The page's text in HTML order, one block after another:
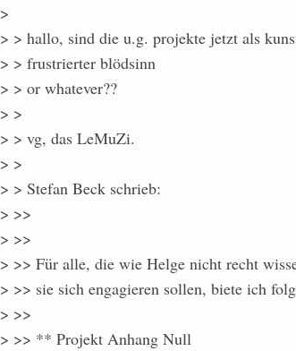
>
> > hallo, sind die u.g. projekte jetzt als
> > frustrierter blödsinn
> > or whatever??
> >
> > vg, das LeMuZi.
> >
> > Stefan Beck schrieb:
> >>
> >>
> >> Für alle, die wie Helge nicht recht
> >> sie sich engagieren sollen, biete ich
> >>
> >> ** Projekt Anhang Null